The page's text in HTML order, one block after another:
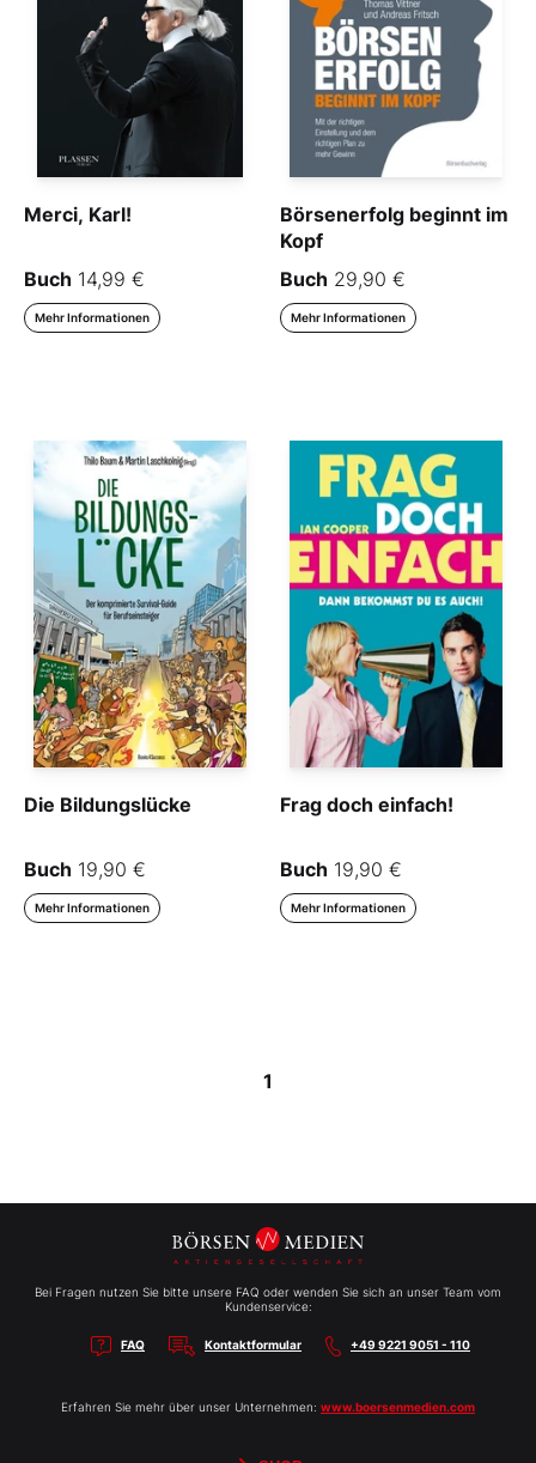
Merci, Karl!
Buch 14,99 €
Mehr Informationen
Börsenerfolg beginnt im
Kopf
Buch 29,90 €
Mehr Informationen
Die Bildungslücke
Buch 19,90 €
Mehr Informationen
Frag doch einfach!
Buch 19,90 €
Mehr Informationen
1
Bei Fragen nutzen Sie bitte unsere FAQ oder wenden Sie sich an unser Team vom
Kundenservice:
FAQ Kontaktformular +49 9221 9051 - 110
Erfahren Sie mehr über unser Unternehmen: www.boersenmedien.com